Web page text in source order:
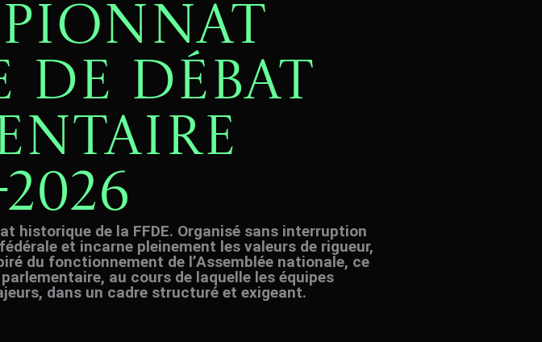
DE Débat
historique de la FFDE. Organisé sans interruption
et incarne pleinement les valeurs de rigueur,
du fonctionnement de l’Assemblée nationale, ce
au cours de laquelle les équipes
dans un cadre structuré et exigeant.